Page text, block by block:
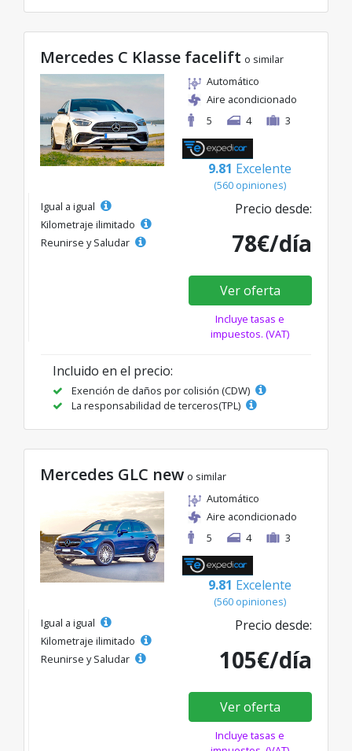
Mercedes C Klasse facelift o similar
Automático
Aire acondicionado
5
4 3
9.81 Excelente
(560 opiniones)
Igual a igual
Kilometraje ilimitado
Reunirse y Saludar
Precio desde:
78€/día
Ver oferta
Incluye tasas e
impuestos. (VAT)
Incluido en el precio:
Exención de daños por colisión (CDW)
La responsabilidad de terceros(TPL)
Mercedes GLC new o similar
Automático
Aire acondicionado
5
4 3
9.81 Excelente
(560 opiniones)
Igual a igual
Kilometraje ilimitado
Reunirse y Saludar
Precio desde:
105€/día
Ver oferta
Incluye tasas e